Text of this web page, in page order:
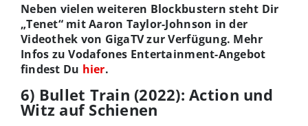
Neben vielen weiteren Blockbustern steht Dir
„Tenet“ mit Aaron Taylor-Johnson in der
Videothek von GigaTV zur Verfügung. Mehr
Infos zu Vodafones Entertainment-Angebot
findest Du hier.
6) Bullet Train (2022): Action und
Witz auf Schienen